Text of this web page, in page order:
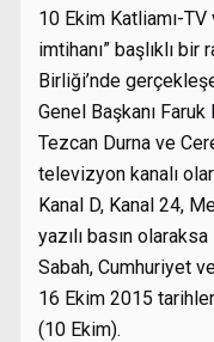
10 Ekim Katliamı-
imtihanı” başlıklı
Birliği’nde
Genel Başkanı Faruk
Tezcan Durna ve
televizyon kanalı
Kanal D, Kanal 24,
yazılı basın
Sabah, Cumhuriyet
16 Ekim 2015
(10 Ekim).